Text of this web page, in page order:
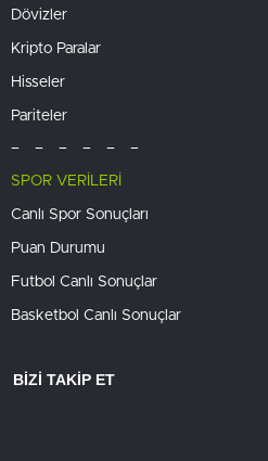
Dövizler
Kripto Paralar
Hisseler
Pariteler
– – – – – –
SPOR VERİLERİ
Canlı Spor Sonuçları
Puan Durumu
Futbol Canlı Sonuçlar
Basketbol Canlı Sonuçlar
BİZİ TAKİP ET